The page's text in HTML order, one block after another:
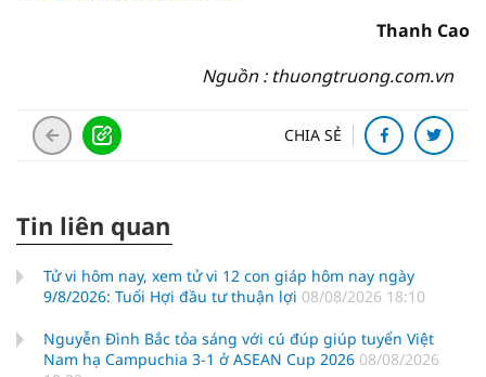
Thanh Cao
Nguồn : thuongtruong.com.vn
CHIA SẺ
Tin liên quan
Tử vi hôm nay, xem tử vi 12 con giáp hôm nay ngày
9/8/2026: Tuổi Hợi đầu tư thuận lợi 08/08/2026 18:10
Nguyễn Đình Bắc tỏa sáng với cú đúp giúp tuyển Việt
Nam hạ Campuchia 3-1 ở ASEAN Cup 2026 08/08/2026